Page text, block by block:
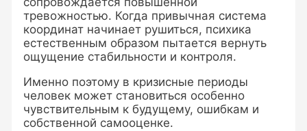
тревожностью. Когда привычная система
координат начинает рушиться, психика
естественным образом пытается вернуть
ощущение стабильности и контроля.
Именно поэтому в кризисные периоды
человек может становиться особенно
чувствительным к будущему, ошибкам и
собственной самооценке.